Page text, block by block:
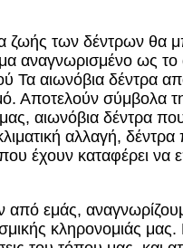
ζωής των δέντρων θα
αναγνωρισμένο ως το
Τα αιωνόβια δέντρα
Αποτελούν σύμβολα
αιωνόβια δέντρα
αλλαγή,
έχουν καταφέρει να
από εμάς,
κληρονομιάς